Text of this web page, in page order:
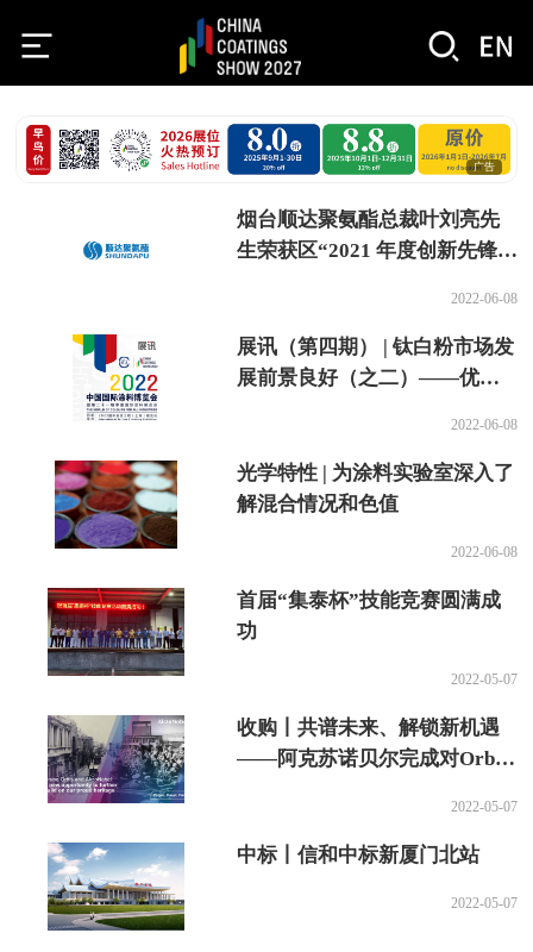
广告
烟台顺达聚氨酯总裁叶刘亮先
生荣获区“2021 年度创新先锋企
2022-06-08
展讯（第四期） | 钛白粉市场发
展前景良好（之二）——优秀
2022-06-08
光学特性 | 为涂料实验室深入了
解混合情况和色值
2022-06-08
首届“集泰杯”技能竞赛圆满成
功
2022-05-07
收购丨共谱未来、解锁新机遇
——阿克苏诺贝尔完成对Orbis
2022-05-07
中标丨信和中标新​厦门北站
2022-05-07